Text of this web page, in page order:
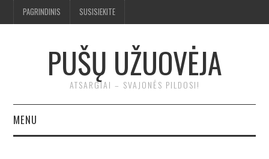
PAGRINDINIS SUSISIEKITE
PUŠŲ UŽUOVĖJA
ATSARGIAI – SVAJONĖS PILDOSI!
MENU